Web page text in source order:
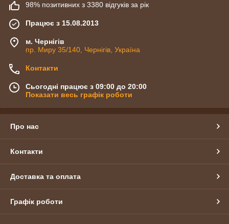
98% позитивних з 3380 відгуків за рік
Працює з 15.08.2013
м. Чернігів
пр. Миру 35/140, Чернігів, Україна
Контакти
Сьогодні працює з 09:00 до 20:00
Показати весь графік роботи
Про нас
Контакти
Доставка та оплата
Графік роботи